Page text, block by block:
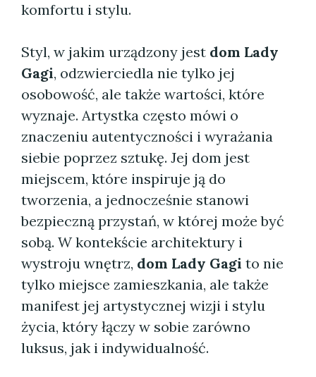
komfortu i stylu.
Styl, w jakim urządzony jest dom Lady
Gagi, odzwierciedla nie tylko jej
osobowość, ale także wartości, które
wyznaje. Artystka często mówi o
znaczeniu autentyczności i wyrażania
siebie poprzez sztukę. Jej dom jest
miejscem, które inspiruje ją do
tworzenia, a jednocześnie stanowi
bezpieczną przystań, w której może być
sobą. W kontekście architektury i
wystroju wnętrz, dom Lady Gagi to nie
tylko miejsce zamieszkania, ale także
manifest jej artystycznej wizji i stylu
życia, który łączy w sobie zarówno
luksus, jak i indywidualność.